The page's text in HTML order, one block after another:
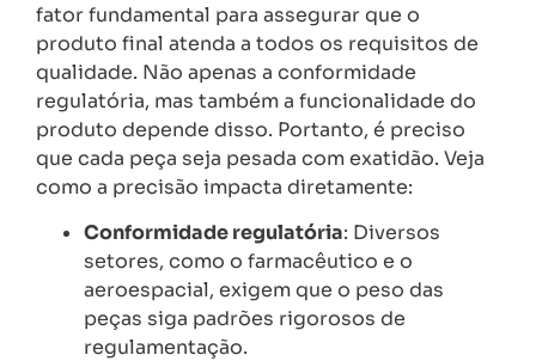
fator fundamental para assegurar que o
produto final atenda a todos os requisitos de
qualidade. Não apenas a conformidade
regulatória, mas também a funcionalidade do
produto depende disso. Portanto, é preciso
que cada peça seja pesada com exatidão. Veja
como a precisão impacta diretamente:
Conformidade regulatória: Diversos
setores, como o farmacêutico e o
aeroespacial, exigem que o peso das
peças siga padrões rigorosos de
regulamentação.